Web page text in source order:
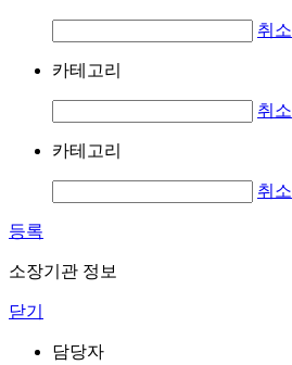
취소
카테고리
취소
카테고리
취소
등록
소장기관 정보
닫기
담당자